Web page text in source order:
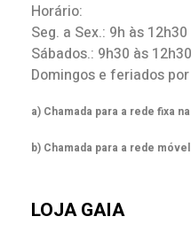
Horário:
Seg. a Sex.: 9h às
Sábados.: 9h30 às 12h30
Domingos e feriados
a) Chamada para a rede fixa
b) Chamada para a rede
LOJA GAIA